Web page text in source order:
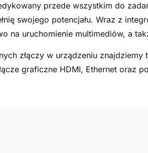
przede wszystkim do
swojego potencjału. Wraz z
na uruchomienie multimediów, a
złączy w urządzeniu
graficzne HDMI, Ethernet oraz